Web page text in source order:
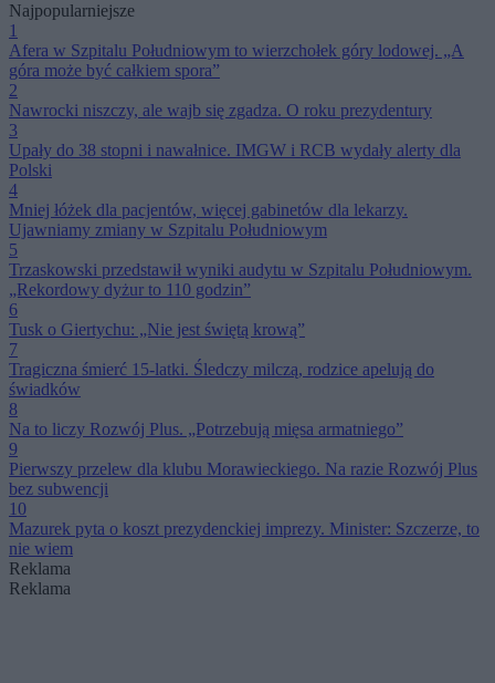
Najpopularniejsze
1
Afera w Szpitalu Południowym to wierzchołek góry lodowej. „A
góra może być całkiem spora”
2
Nawrocki niszczy, ale wajb się zgadza. O roku prezydentury
3
Upały do 38 stopni i nawałnice. IMGW i RCB wydały alerty dla
Polski
4
Mniej łóżek dla pacjentów, więcej gabinetów dla lekarzy.
Ujawniamy zmiany w Szpitalu Południowym
5
Trzaskowski przedstawił wyniki audytu w Szpitalu Południowym.
„Rekordowy dyżur to 110 godzin”
6
Tusk o Giertychu: „Nie jest świętą krową”
7
Tragiczna śmierć 15-latki. Śledczy milczą, rodzice apelują do
świadków
8
Na to liczy Rozwój Plus. „Potrzebują mięsa armatniego”
9
Pierwszy przelew dla klubu Morawieckiego. Na razie Rozwój Plus
bez subwencji
10
Mazurek pyta o koszt prezydenckiej imprezy. Minister: Szczerze, to
nie wiem
Reklama
Reklama